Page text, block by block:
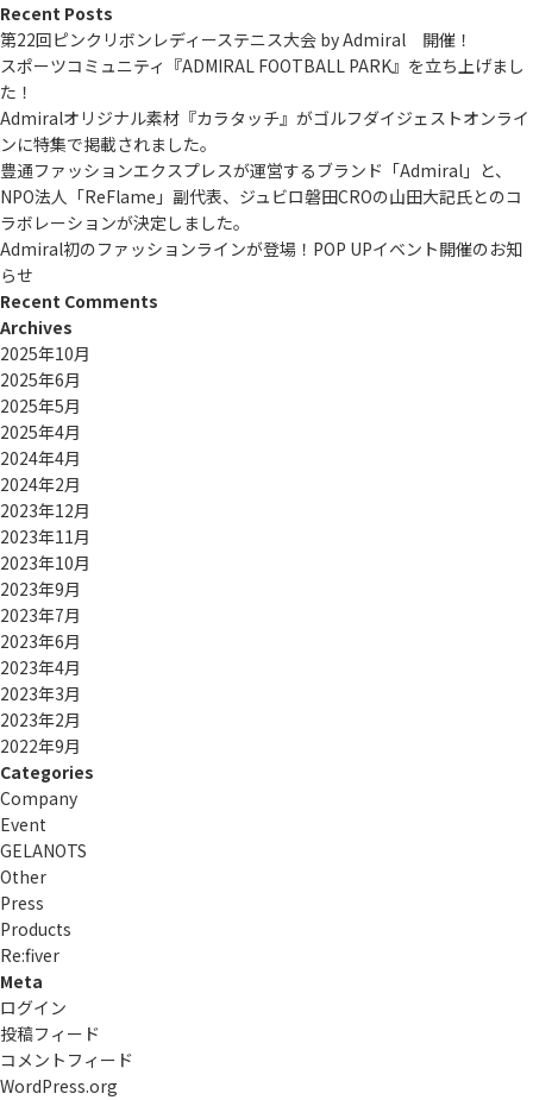
Recent Posts
第22回ピンクリボンレディーステニス大会 by Admiral 開催！
スポーツコミュニティ『ADMIRAL FOOTBALL PARK』を立ち上げまし
た！
Admiralオリジナル素材『カラタッチ』がゴルフダイジェストオンライ
ンに特集で掲載されました。
豊通ファッションエクスプレスが運営するブランド「Admiral」と、
NPO法人「ReFlame」副代表、ジュビロ磐田CROの山田大記氏とのコ
ラボレーションが決定しました。
Admiral初のファッションラインが登場！POP UPイベント開催のお知
らせ
Recent Comments
Archives
2025年10月
2025年6月
2025年5月
2025年4月
2024年4月
2024年2月
2023年12月
2023年11月
2023年10月
2023年9月
2023年7月
2023年6月
2023年4月
2023年3月
2023年2月
2022年9月
Categories
Company
Event
GELANOTS
Other
Press
Products
Re:ﬁver
Meta
ログイン
投稿フィード
コメントフィード
WordPress.org